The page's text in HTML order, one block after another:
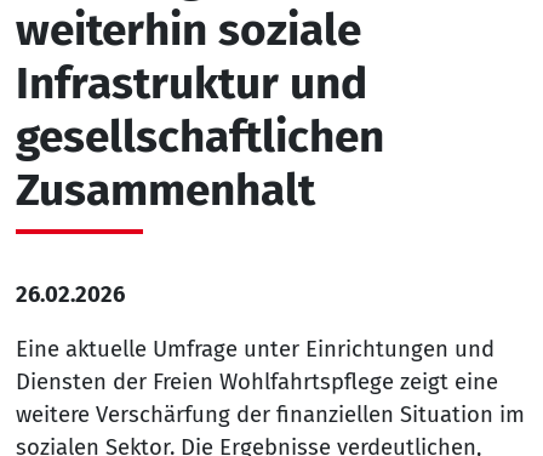
weiterhin soziale
Infrastruktur und
gesellschaftlichen
Zusammenhalt
26.02.2026
Eine aktuelle Umfrage unter Einrichtungen und
Diensten der Freien Wohlfahrtspflege zeigt eine
weitere Verschärfung der finanziellen Situation im
sozialen Sektor. Die Ergebnisse verdeutlichen,